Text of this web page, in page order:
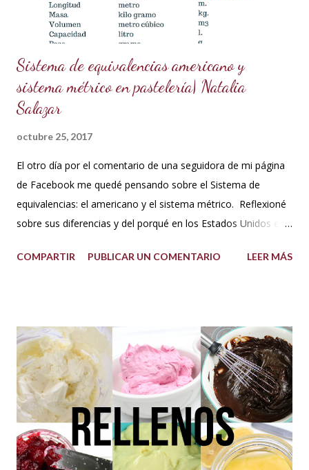
pasta dorada: En un recipiente pequeño,...
Sistema de equivalencias americano y
sistema métrico en pastelería| Natalia
Salazar
octubre 25, 2017
El otro día por el comentario de una seguidora de mi página
de Facebook me quedé pensando sobre el Sistema de
equivalencias: el americano y el sistema métrico. Reflexioné
sobre sus diferencias y del porqué en los Estados Unidos el
me dije: estos americanos son loquillos!!! Con todo esto
acuerdo, porque en los libros de repostería y tratados de
cocina de antes del milenio se utilizaba comúnmente el
sistema americano y no el métrico, o ambos como suelo
usarlo yo en mis recetas. En lo personal pienso que si soy
una pastelera debo manejar los dos sistemas de medidas
para así poder obtener los mejores resultados en mis
preparaciones y poder sacar con éxito cualquier receta. Así
COMPARTIR PUBLICAR UN COMENTARIO LEER MÁS